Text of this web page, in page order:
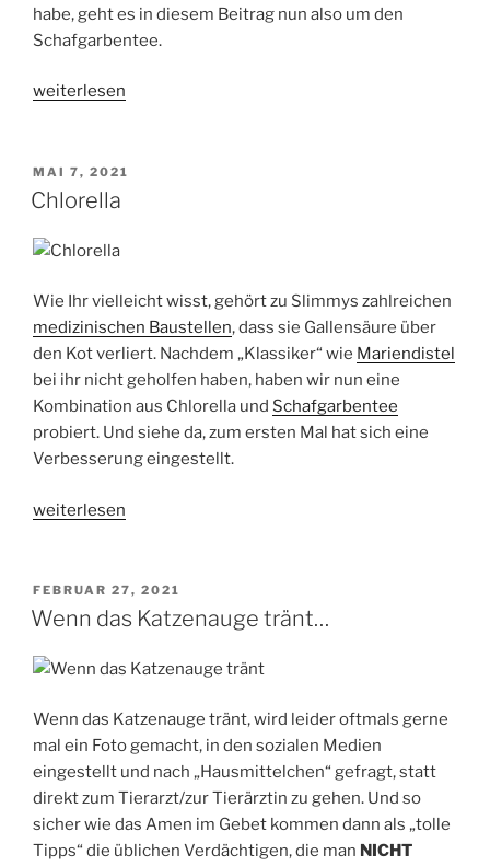
habe, geht es in diesem Beitrag nun also um den
Schafgarbentee.
„Schafgarbentee“
weiterlesen
VERÖFFENTLICHT
AM
MAI 7, 2021
Chlorella
Wie Ihr vielleicht wisst, gehört zu Slimmys zahlreichen
medizinischen Baustellen, dass sie Gallensäure über
den Kot verliert. Nachdem „Klassiker“ wie Mariendistel
bei ihr nicht geholfen haben, haben wir nun eine
Kombination aus Chlorella und Schafgarbentee
probiert. Und siehe da, zum ersten Mal hat sich eine
Verbesserung eingestellt.
„Chlorella“
weiterlesen
VERÖFFENTLICHT
AM
FEBRUAR 27, 2021
Wenn das Katzenauge tränt…
Wenn das Katzenauge tränt, wird leider oftmals gerne
mal ein Foto gemacht, in den sozialen Medien
eingestellt und nach „Hausmittelchen“ gefragt, statt
direkt zum Tierarzt/zur Tierärztin zu gehen. Und so
sicher wie das Amen im Gebet kommen dann als „tolle
Tipps“ die üblichen Verdächtigen, die man NICHT